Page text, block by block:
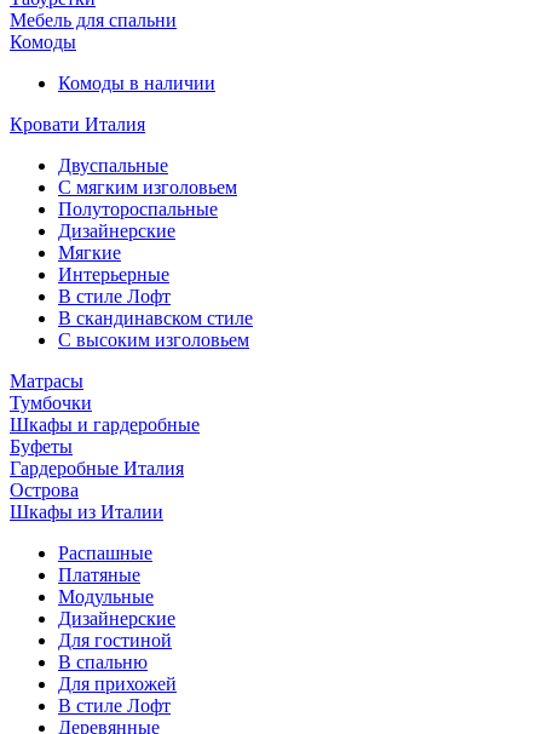
Мебель для спальни
Комоды
Комоды в наличии
Кровати Италия
Двуспальные
С мягким изголовьем
Полутороспальные
Дизайнерские
Мягкие
Интерьерные
В стиле Лофт
В скандинавском стиле
С высоким изголовьем
Матрасы
Тумбочки
Шкафы и гардеробные
Буфеты
Гардеробные Италия
Острова
Шкафы из Италии
Распашные
Платяные
Модульные
Дизайнерские
Для гостиной
В спальню
Для прихожей
В стиле Лофт
Деревянные